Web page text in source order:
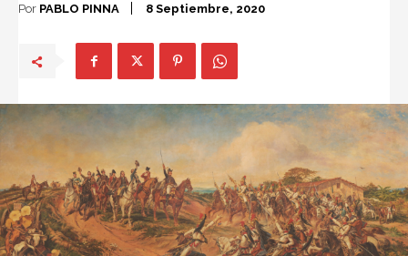
Por PABLO PINNA 8 Septiembre, 2020